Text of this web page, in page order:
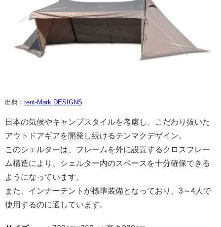
出典： tent-Mark DESIGNS
日本の気候やキャンプスタイルを考慮し、こだわり抜いた
アウトドアギアを開発し続けるテンマクデザイン。
このシェルターは、フレームを外に設置するクロスフレー
ム構造により、シェルター内のスペースを十分確保できる
ようになっています。
また、インナーテントが標準装備となっており、3～4人で
使用するのに適しています。